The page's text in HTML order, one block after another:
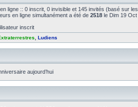
ligne :: 0 inscrit, 0 invisible et 145 invités (basé sur
en ligne simultanément a été de 2518 le Dim 19
inscrit
Ludiens
aujourd’hui